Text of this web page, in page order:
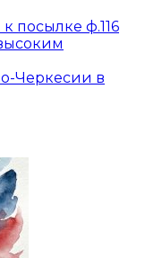
посылке ф.116
Черкесии в